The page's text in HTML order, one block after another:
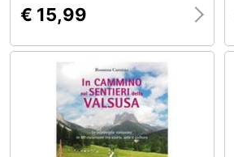
€ 15,99